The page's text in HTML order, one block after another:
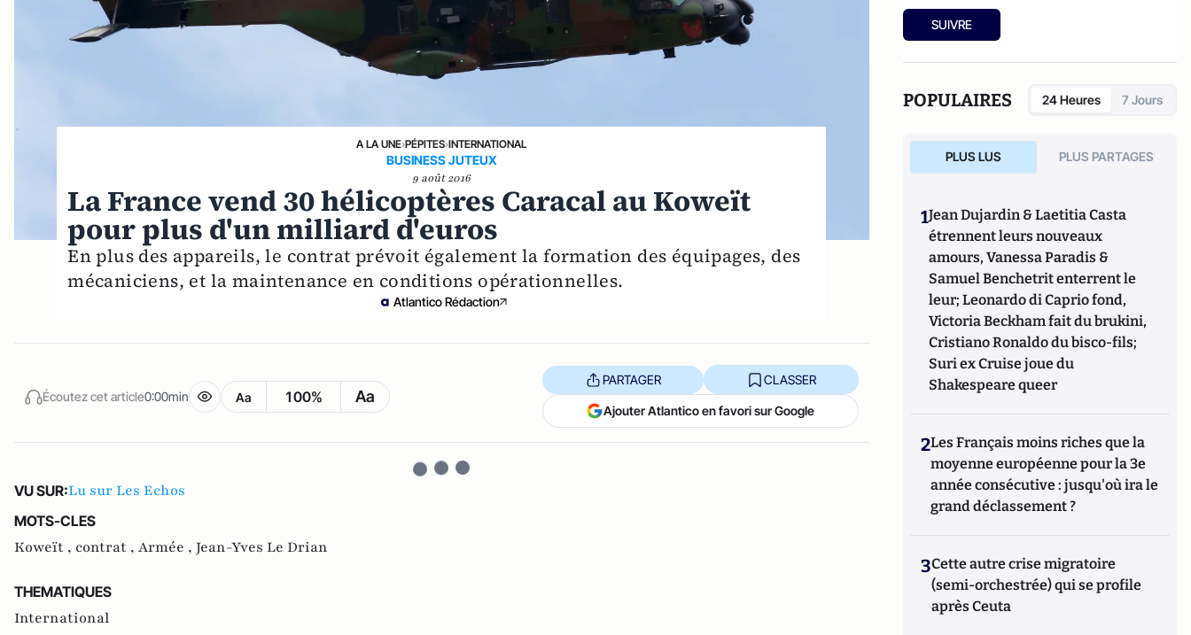
A LA UNE›PÉPITES›INTERNATIONAL
BUSINESS JUTEUX
9 août 2016
La France vend 30 hélicoptères Caracal au Koweït
pour plus d'un milliard d'euros
En plus des appareils, le contrat prévoit également la formation des équipages, des
mécaniciens, et la maintenance en conditions opérationnelles.
Atlantico Rédaction
Écoutez cet article0:00min Aa 100% Aa
PARTAGER CLASSER
Ajouter Atlantico en favori sur Google
VU SUR:Lu sur Les Echos
MOTS-CLES
Koweït , contrat , Armée , Jean-Yves Le Drian
THEMATIQUES
International
SUIVRE
POPULAIRES 24 Heures 7 Jours
PLUS LUS PLUS PARTAGES
1Jean Dujardin & Laetitia Casta
étrennent leurs nouveaux
amours, Vanessa Paradis &
Samuel Benchetrit enterrent le
leur; Leonardo di Caprio fond,
Victoria Beckham fait du brukini,
Cristiano Ronaldo du bisco-fils;
Suri ex Cruise joue du
Shakespeare queer
2Les Français moins riches que la
moyenne européenne pour la 3e
année consécutive : jusqu'où ira le
grand déclassement ?
3Cette autre crise migratoire
(semi-orchestrée) qui se profile
après Ceuta